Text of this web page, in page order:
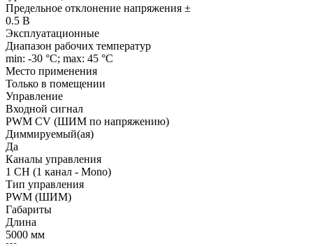
Предельное отклонение напряжения ±
0.5 В
Эксплуатационные
Диапазон рабочих температур
min: -30 °C; max: 45 °C
Место применения
Только в помещении
Управление
Входной сигнал
PWM СV (ШИМ по напряжению)
Диммируемый(ая)
Да
Каналы управления
1 CH (1 канал - Mono)
Тип управления
PWM (ШИМ)
Габариты
Длина
5000 мм